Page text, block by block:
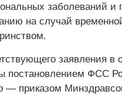
заболеваний и
на случай
заявления в
постановлением ФСС
— приказом